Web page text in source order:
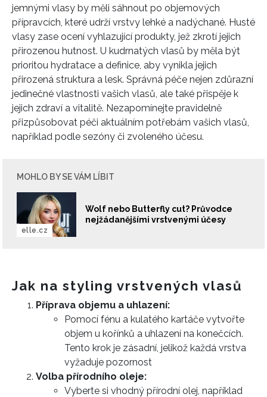
jemnými vlasy by měli sáhnout po objemových
přípravcích, které udrží vrstvy lehké a nadýchané. Husté
vlasy zase ocení vyhlazující produkty, jež zkrotí jejich
přirozenou hutnost. U kudrnatých vlasů by měla být
prioritou hydratace a definice, aby vynikla jejich
přirozená struktura a lesk. Správná péče nejen zdůrazní
jedinečné vlastnosti vašich vlasů, ale také přispěje k
jejich zdraví a vitalitě. Nezapomínejte pravidelně
přizpůsobovat péči aktuálním potřebám vašich vlasů,
například podle sezóny či zvoleného účesu.
MOHLO BY SE VÁM LÍBIT
Wolf nebo Butterfly cut? Průvodce
nejžádanějšími vrstvenými účesy
elle.cz
Jak na styling vrstvených vlasů
Příprava objemu a uhlazení:
Pomocí fénu a kulatého kartáče vytvořte
objem u kořínků a uhlazení na konečcích.
Tento krok je zásadní, jelikož každá vrstva
vyžaduje pozornost
Volba přírodního oleje:
Vyberte si vhodný přírodní olej, například